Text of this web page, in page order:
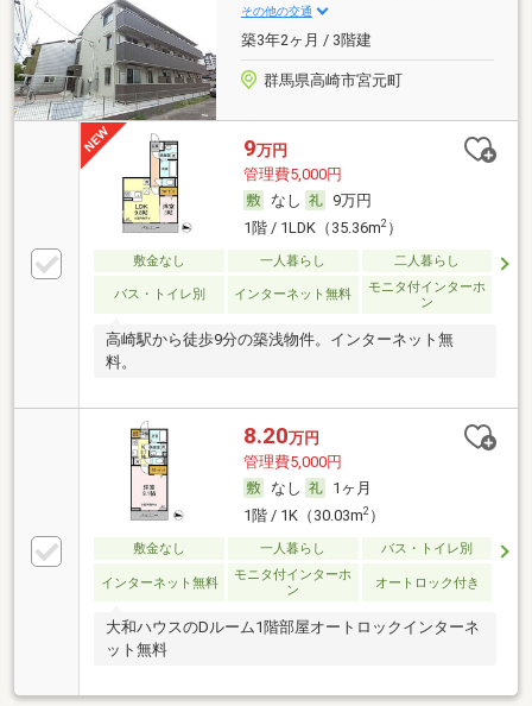
その他の交通
築3年2ヶ月 / 3階建
群馬県高崎市宮元町
9万円
管理費5,000円
なし
9万円
1階 / 1LDK（35.36m2）
敷金なし 一人暮らし 二人暮らし
バス・トイレ別 インターネット無料
モニタ付インターホ
ン
高崎駅から徒歩9分の築浅物件。インターネット無
料。
8.20万円
管理費5,000円
なし
1ヶ月
1階 / 1K（30.03m2）
敷金なし 一人暮らし バス・トイレ別
インターネット無料
モニタ付インターホ
ン
オートロック付き
大和ハウスのDルーム1階部屋オートロックインターネ
ット無料